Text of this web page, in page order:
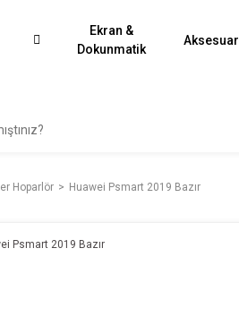
Ekran &
Dokunmatik
Aksesuar
Hoparlör Huawei Psmart 2019 Bazır